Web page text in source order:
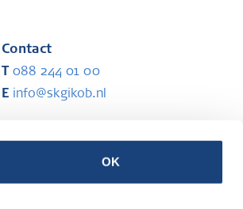
OK
Contact
088 244 01 00
Einfo@skgikob.nl
Partners